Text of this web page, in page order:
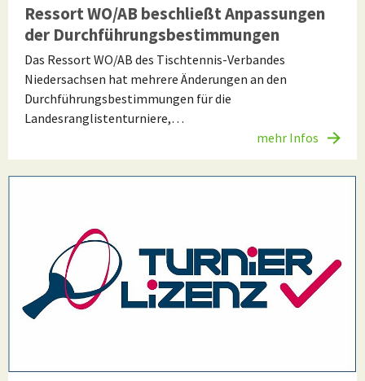
Ressort WO/AB beschließt Anpassungen
der Durchführungsbestimmungen
Das Ressort WO/AB des Tischtennis-Verbandes
Niedersachsen hat mehrere Änderungen an den
Durchführungsbestimmungen für die
Landesranglistenturniere,…
mehr Infos